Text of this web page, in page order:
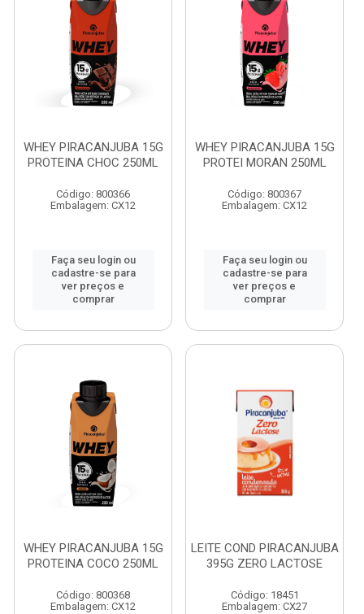
WHEY PIRACANJUBA 15G
PROTEINA CHOC 250ML
Código: 800366
Embalagem: CX12
Faça seu login ou
cadastre-se para
ver preços e
comprar
WHEY PIRACANJUBA 15G
PROTEI MORAN 250ML
Código: 800367
Embalagem: CX12
Faça seu login ou
cadastre-se para
ver preços e
comprar
WHEY PIRACANJUBA 15G
PROTEINA COCO 250ML
Código: 800368
Embalagem: CX12
LEITE COND PIRACANJUBA
395G ZERO LACTOSE
Código: 18451
Embalagem: CX27